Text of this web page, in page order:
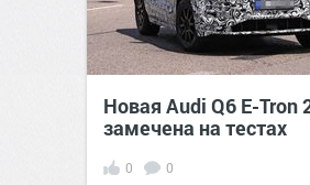
Новая Audi Q6 E-Tron
замечена на тестах
0 0